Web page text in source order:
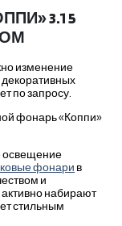
3.1 5
изменение
декоративных
по запросу.
фонарь «Коппи»
освещение
фонари в
и
активно набирают
стильным